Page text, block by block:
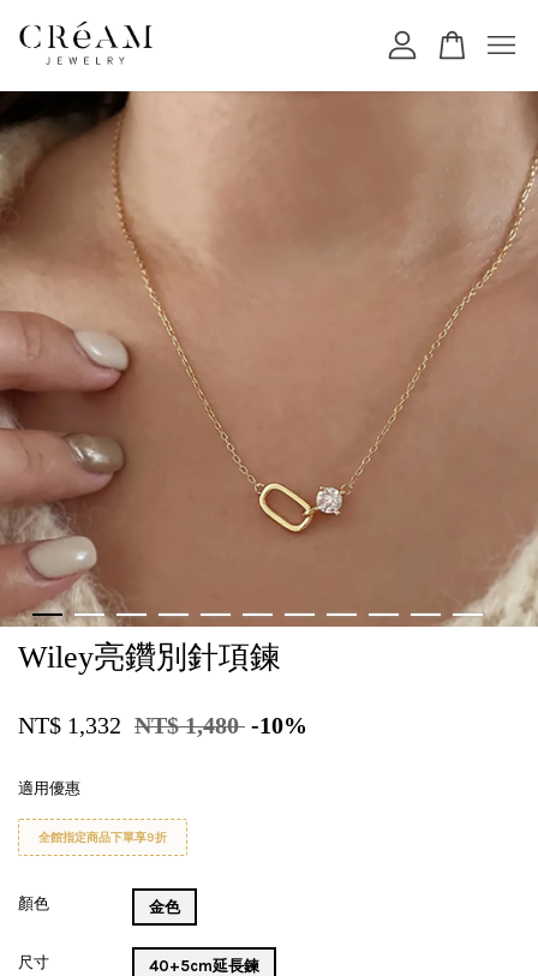
Wiley亮鑽別針項鍊
NT$ 1,332 NT$ 1,480 -10%
適用優惠
全館指定商品下單享9折
顏色 金色
尺寸 40+5cm延長鍊
您的購物車目前還是空的。